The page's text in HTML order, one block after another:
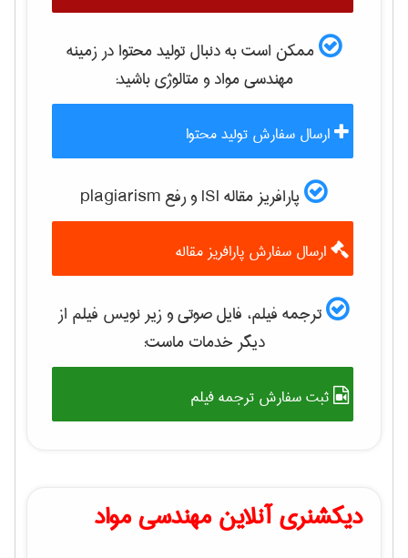
ممکن است به دنبال تولید محتوا در زمینه
مهندسی مواد و متالوژیباشید:
ارسال سفارش تولید محتوا
پارافریز مقاله ISI و رفع plagiarism
ارسال سفارش پارافریز مقاله
ترجمه فیلم، فایل صوتی و زیر نویس فیلم از
دیگر خدمات ماست:
ثبت سفارش ترجمه فیلم
دیکشنری آنلاین مهندسی مواد